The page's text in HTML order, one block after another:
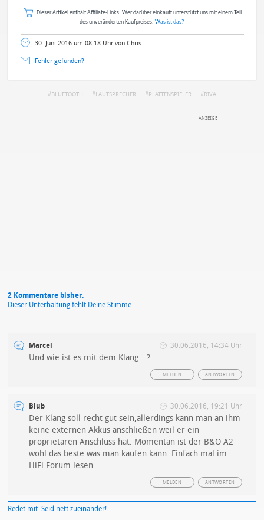
Dieser Artikel enthält Affiliate-Links. Wer darüber einkauft unterstützt uns mit einem Teil
des unveränderten Kaufpreises. Was ist das?
30. Juni 2016 um 08:18 Uhr von Chris
Fehler gefunden?
BLUETOOTH LAUTSPRECHER PLATTENSPIELER RIVA
2 Kommentare bisher.
Dieser Unterhaltung fehlt Deine Stimme.
Marcel 30.06.2016, 14:34 Uhr
Und wie ist es mit dem Klang…?
ANTWORTEN
MELDEN
Blub 30.06.2016, 19:21 Uhr
Der Klang soll recht gut sein,allerdings kann man an ihm
keine externen Akkus anschließen weil er ein
proprietären Anschluss hat. Momentan ist der B&O A2
wohl das beste was man kaufen kann. Einfach mal im
HiFi Forum lesen.
ANTWORTEN
MELDEN
Redet mit. Seid nett zueinander!